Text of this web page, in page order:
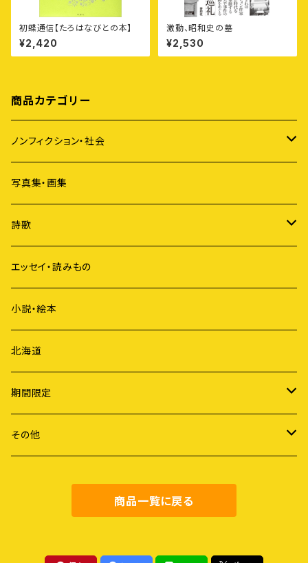
初蝶通信【たろはなびとの本】
¥2,420
激動、昭和史の墓
¥2,530
商品カテゴリー
ノンフィクション・社会
アイヌ
原発
ジェンダー
歴史
国際社会
ライフスタイル
労働
農業・食
写真集・画集
詩歌
短歌
俳句
詩
エッセイ・読みもの
小説・絵本
北海道
期間限定
謝恩セール
その他
商品一覧に戻る